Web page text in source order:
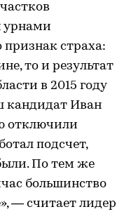
урнами
страха:
то и результат
в 2015 году
кандидат Иван
отключили
подсчет,
По тем же
большинство
— считает лидер